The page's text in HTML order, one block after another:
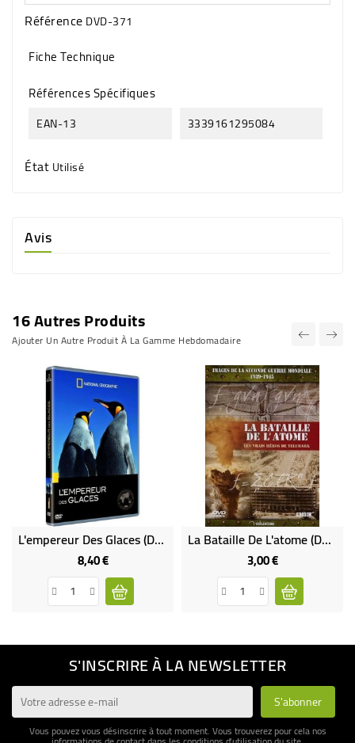
RéférenceDVD-371
Fiche Technique
Références Spécifiques
EAN-13 3339161295084
ÉtatUtilisé
Avis
16 Autres Produits
Ajouter Un Autre Produit À La Gamme Hebdomadaire
L'empereur Des Glaces (DVD Occasion)
8,40 €Prix
La Bataille De L'atome (DVD Occasion)
3,00 €Prix
S'INSCRIRE À LA NEWSLETTER
Vous pouvez vous désinscrire à tout moment. Vous trouverez pour cela nos